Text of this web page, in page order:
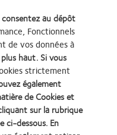
lu et compris la
au dépôt
Fonctionnels
de vos données à
haut. Si vous
strictement
également
de Cookies et
sur la rubrique
ci-dessous. En